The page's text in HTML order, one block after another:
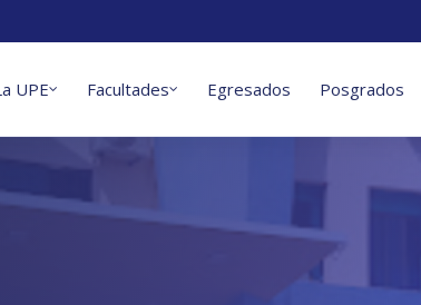
UPE Facultades Egresados Posgrados